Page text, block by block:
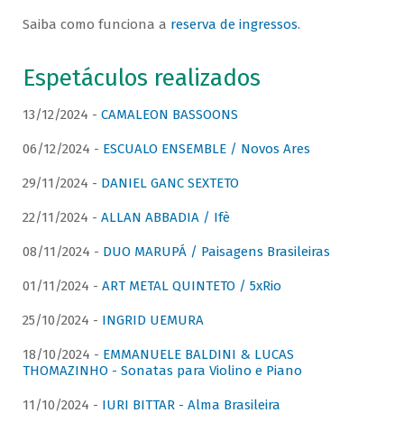
Saiba como funciona a reserva de ingressos.
Espetáculos realizados
13/12/2024 - CAMALEON BASSOONS
06/12/2024 - ESCUALO ENSEMBLE / Novos Ares
29/11/2024 - DANIEL GANC SEXTETO
22/11/2024 - ALLAN ABBADIA / Ifè
08/11/2024 - DUO MARUPÁ / Paisagens Brasileiras
01/11/2024 - ART METAL QUINTETO / 5xRio
25/10/2024 - INGRID UEMURA
18/10/2024 - EMMANUELE BALDINI & LUCAS
THOMAZINHO - Sonatas para Violino e Piano
11/10/2024 - IURI BITTAR - Alma Brasileira